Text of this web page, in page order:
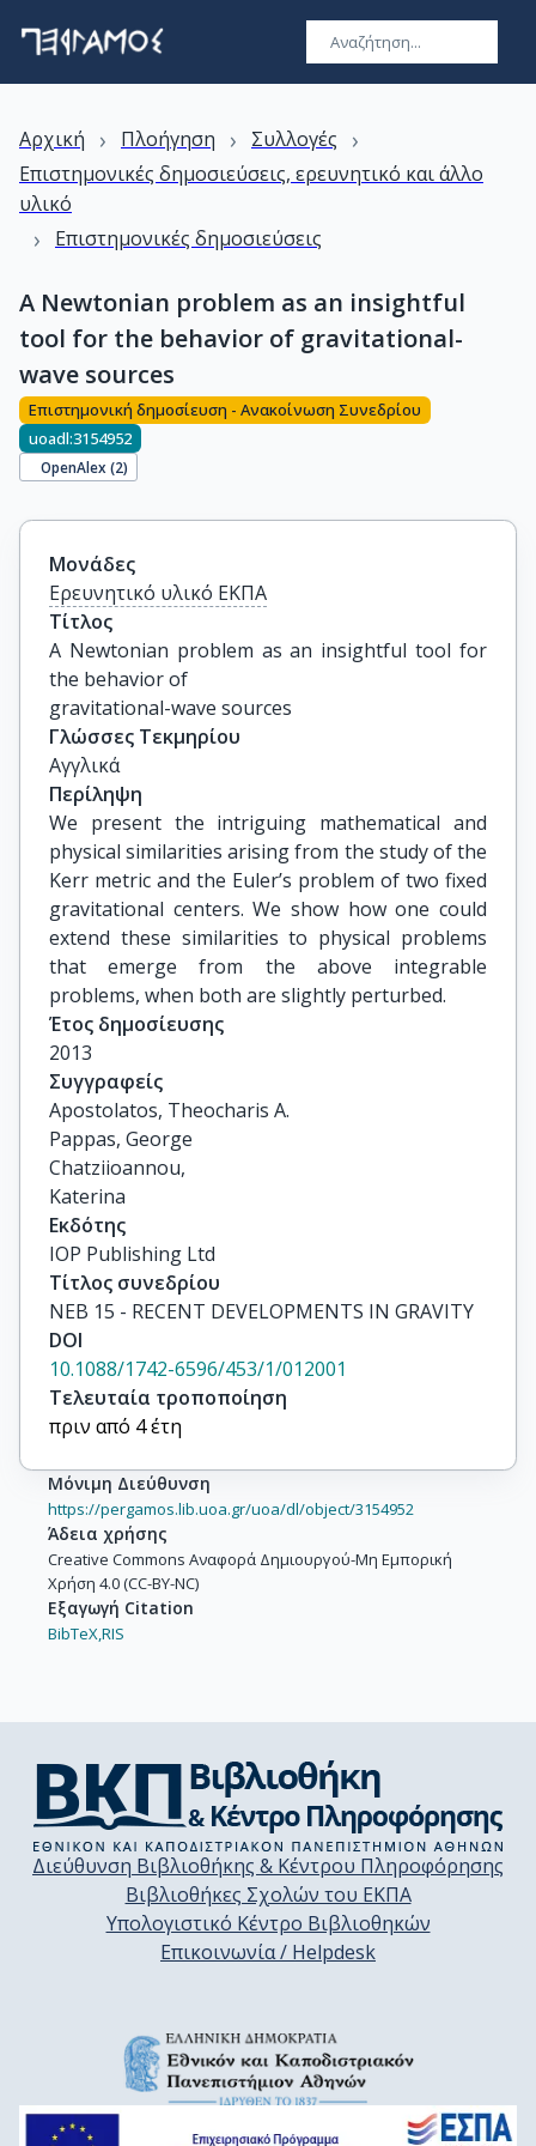
Αρχική › Πλοήγηση › Συλλογές ›
Επιστημονικές δημοσιεύσεις, ερευνητικό και άλλο
υλικό
› Επιστημονικές δημοσιεύσεις
A Newtonian problem as an insightful
tool for the behavior of gravitational-
wave sources
Επιστημονική δημοσίευση - Ανακοίνωση Συνεδρίου
uoadl:3154952
OpenAlex (2)
Μονάδες
Ερευνητικό υλικό ΕΚΠΑ
Τίτλος
A Newtonian problem as an insightful tool for
the behavior of
gravitational-wave sources
Γλώσσες Τεκμηρίου
Αγγλικά
Περίληψη
We present the intriguing mathematical and
physical similarities arising from the study of the
Kerr metric and the Euler’s problem of two fixed
gravitational centers. We show how one could
extend these similarities to physical problems
that emerge from the above integrable
problems, when both are slightly perturbed.
Έτος δημοσίευσης
2013
Συγγραφείς
Apostolatos, Theocharis A.
Pappas, George
Chatziioannou,
Katerina
Εκδότης
IOP Publishing Ltd
Τίτλος συνεδρίου
NEB 15 - RECENT DEVELOPMENTS IN GRAVITY
DOI
10.1088/1742-6596/453/1/012001
Τελευταία τροποποίηση
πριν από 4 έτη
Μόνιμη Διεύθυνση
https://pergamos.lib.uoa.gr/uoa/dl/object/3154952
Άδεια χρήσης
Creative Commons Αναφορά Δημιουργού-Μη Εμπορική
Χρήση 4.0 (CC-BY-NC)
Εξαγωγή Citation
BibTeX,RIS
Διεύθυνση Βιβλιοθήκης & Κέντρου Πληροφόρησης
Βιβλιοθήκες Σχολών του ΕΚΠΑ
Υπολογιστικό Κέντρο Βιβλιοθηκών
Επικοινωνία / Helpdesk